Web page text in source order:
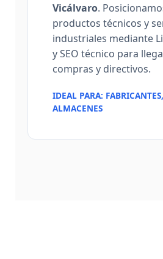
Vicálvaro.
productos técnicos y
industriales mediante
y SEO técnico para
compras y directivos.
IDEAL PARA:
ALMACENES